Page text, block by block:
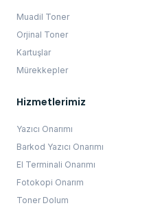
Muadil Toner
Orjinal Toner
Kartuşlar
Mürekkepler
Hizmetlerimiz
Yazıcı Onarımı
Barkod Yazıcı Onarımı
El Terminali Onarımı
Fotokopi Onarım
Toner Dolum